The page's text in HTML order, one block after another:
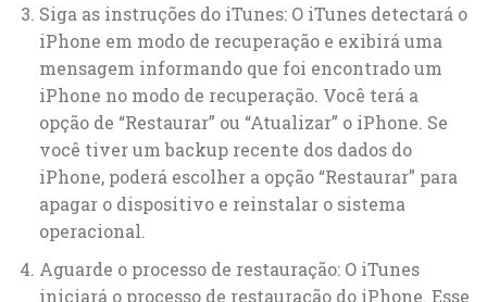
Siga as instruções do iTunes: O iTunes detectará o
iPhone em modo de recuperação e exibirá uma
mensagem informando que foi encontrado um
iPhone no modo de recuperação. Você terá a
opção de “Restaurar” ou “Atualizar” o iPhone. Se
você tiver um backup recente dos dados do
iPhone, poderá escolher a opção “Restaurar” para
apagar o dispositivo e reinstalar o sistema
operacional.
Aguarde o processo de restauração: O iTunes
iniciará o processo de restauração do iPhone. Esse